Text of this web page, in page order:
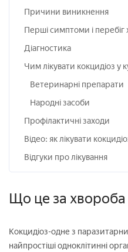
Причини виникнення
Перші симптоми і перебіг
Діагностика
Чим лікувати кокцидіоз у
Ветеринарні препарати
Народні засоби
Профілактичні заходи
Відео: як лікувати
Відгуки про лікування
Що це за хвороба
Кокцидіоз-одне з
найпростіші одноклітинні